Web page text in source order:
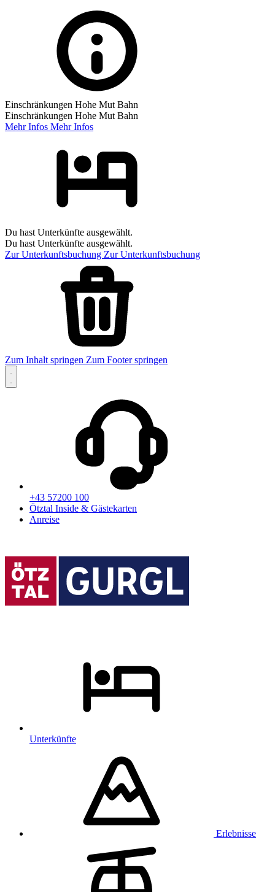
Einschränkungen Hohe Mut Bahn
Einschränkungen Hohe Mut Bahn
Mehr Infos Mehr Infos
Du hast Unterkünfte ausgewählt.
Du hast Unterkünfte ausgewählt.
Zur Unterkunftsbuchung Zur Unterkunftsbuchung
Zum Inhalt springen Zum Footer springen
+43 57200 100
Ötztal Inside & Gästekarten
Anreise
Unterkünfte
Erlebnisse